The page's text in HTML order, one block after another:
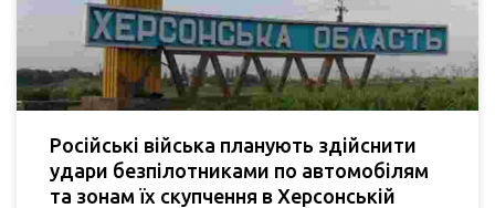
Російські війська планують здійснити
удари безпілотниками по автомобілям
та зонам їх скупчення в Херсонській